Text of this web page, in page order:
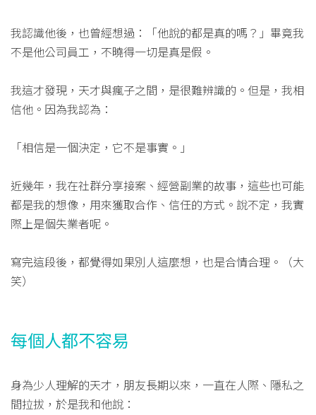
我認識他後，也曾經想過：「他說的都是真的嗎？」畢竟我
不是他公司員工，不曉得一切是真是假。
我這才發現，天才與瘋子之間，是很難辨識的。但是，我相
信他。因為我認為：
「相信是一個決定，它不是事實。」
近幾年，我在社群分享接案、經營副業的故事，這些也可能
都是我的想像，用來獲取合作、信任的方式。說不定，我實
際上是個失業者呢。
寫完這段後，都覺得如果別人這麼想，也是合情合理。（大
笑）
每個人都不容易
身為少人理解的天才，朋友長期以來，一直在人際、隱私之
間拉拔，於是我和他說：